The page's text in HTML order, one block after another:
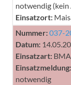
notwendig (kein
Einsatzort:
Nummer:037-
Datum:
Einsatzart: BMA
Einsatzmeldung:
notwendig